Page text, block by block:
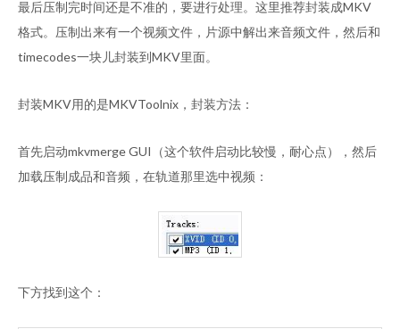
最后压制完时间还是不准的，要进行处理。这里推荐封装成MKV
格式。压制出来有一个视频文件，片源中解出来音频文件，然后和
timecodes一块儿封装到MKV里面。
封装MKV用的是MKVToolnix，封装方法：
首先启动mkvmerge GUI（这个软件启动比较慢，耐心点），然后
加载压制成品和音频，在轨道那里选中视频：
下方找到这个：